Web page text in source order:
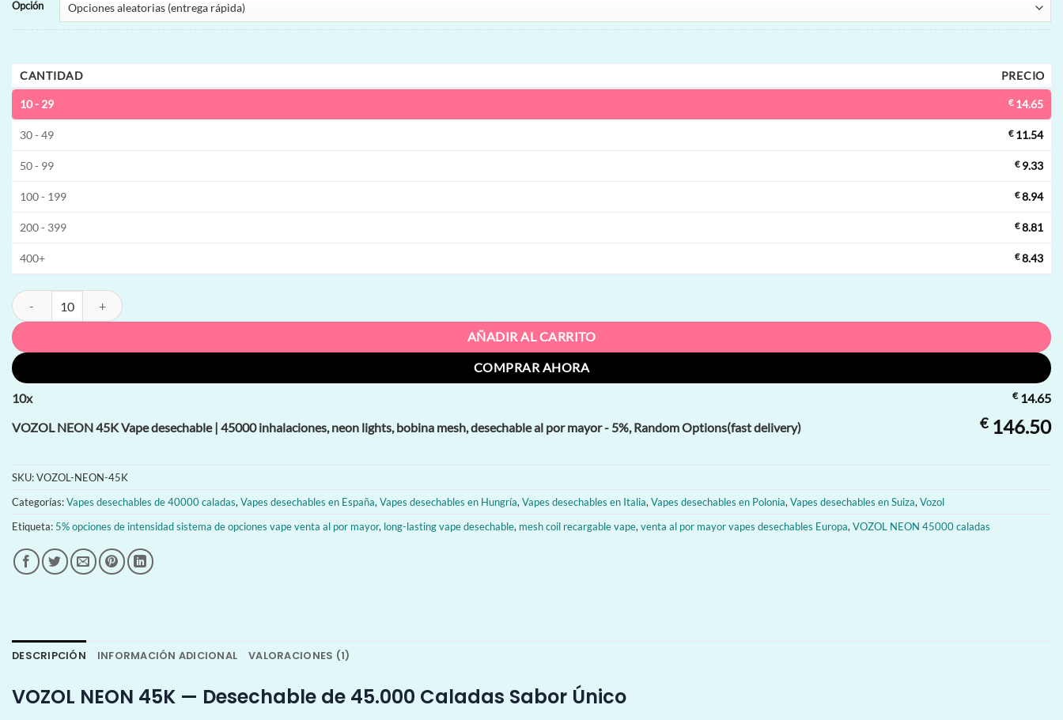
Opción
CANTIDAD PRECIO
10 - 29 €14.65
30 - 49 €11.54
50 - 99 €9.33
100 - 199 €8.94
200 - 399 €8.81
400+ €8.43
VOZOL NEON 45K Vape desechable | 45000 inhalaciones, neon lights, bobina mesh, desechable al por mayor cantidad
AÑADIR AL CARRITO
COMPRAR AHORA
10x €14.65
VOZOL NEON 45K Vape desechable | 45000 inhalaciones, neon lights, bobina mesh, desechable al por mayor - 5%, Random Options(fast delivery)
€146.50
SKU:VOZOL-NEON-45K
Categorías:Vapes desechables de 40000 caladas, Vapes desechables en España, Vapes desechables en Hungría, Vapes desechables en Italia, Vapes desechables en Polonia, Vapes desechables en Suiza, Vozol
Etiqueta: 5% opciones de intensidad sistema de opciones vape venta al por mayor, long-lasting vape desechable, mesh coil recargable vape, venta al por mayor vapes desechables Europa, VOZOL NEON 45000 caladas
DESCRIPCIÓN INFORMACIÓN ADICIONAL VALORACIONES (1)
VOZOL NEON 45K — Desechable de 45.000 Caladas Sabor Único